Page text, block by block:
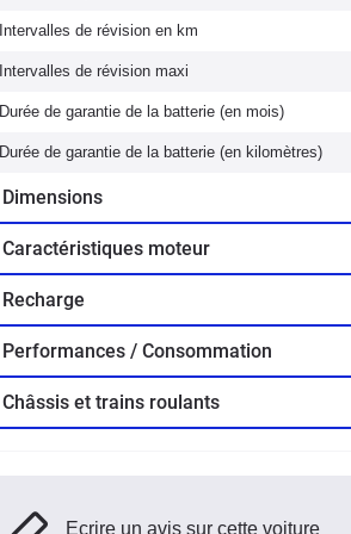
Intervalles de révision en km
Intervalles de révision maxi
Durée de garantie de la batterie (en mois)
Durée de garantie de la batterie (en kilomètres)
Dimensions
Caractéristiques moteur
Recharge
Performances / Consommation
Châssis et trains roulants
Ecrire un avis sur cette voiture